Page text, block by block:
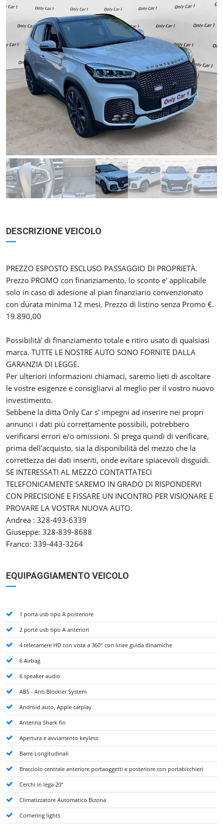
DESCRIZIONE VEICOLO
PREZZO ESPOSTO ESCLUSO PASSAGGIO DI PROPRIETÀ.
Prezzo PROMO con finanziamento, lo sconto e' applicabile
solo in caso di adesione al pian finanziario convenzionato
con durata minima 12 mesi. Prezzo di listino senza Promo €.
19.890,00
Possibilità' di finanziamento totale e ritiro usato di qualsiasi
marca. TUTTE LE NOSTRE AUTO SONO FORNITE DALLA
GARANZIA DI LEGGE.
Per ulteriori informazioni chiamaci, saremo lieti di ascoltare
le vostre esigenze e consigliarvi al meglio per il vostro nuovo
investimento.
Sebbene la ditta Only Car s' impegni ad inserire nei propri
annunci i dati più correttamente possibili, potrebbero
verificarsi errori e/o omissioni. Si prega quindi di verificare,
prima dell'acquisto, sia la disponibilità del mezzo che la
correttezza dei dati inseriti, onde evitare spiacevoli disguidi.
SE INTERESSATI AL MEZZO CONTATTATECI
TELEFONICAMENTE SAREMO IN GRADO DI RISPONDERVI
CON PRECISIONE E FISSARE UN INCONTRO PER VISIONARE E
PROVARE LA VOSTRA NUOVA AUTO.
Andrea : 328-493-6339
Giuseppe: 328-839-8688
Franco: 339-443-3264
EQUIPAGGIAMENTO VEICOLO
1 porta usb tipo A posteriore
2 porte usb tipo A anteriori
4 telecamere HD con vista a 360° con linee guida dinamiche
6 Airbag
6 speaker audio
ABS - Anti Blockier System
Android auto, Apple carplay
Antenna Shark fin
Apertura e avviamento keyless
Barre Longitudinali
Bracciolo centrale anteriore portaoggetti e posteriore con portabicchieri
Cerchi in lega 20"
Climatizzatore Automatico Bizona
Cornering lights